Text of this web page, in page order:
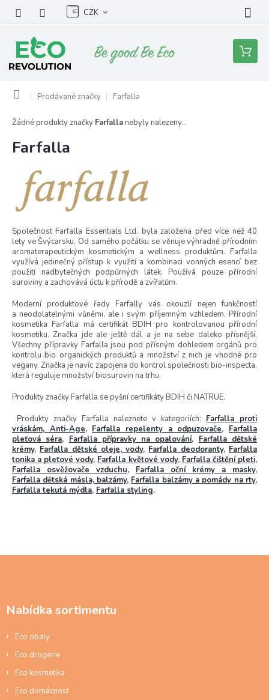
obsah
CZK
Nákupní
košík
Domů Prodávané značky Farfalla
Farfalla
Společnost Farfalla Essentials Ltd. byla založena před více než 40
lety ve Švýcarsku. Od samého počátku se věnuje výhradně přírodním
aromaterapeutickým kosmetickým a wellness produktům. Farfalla
využívá jedinečný přístup k využití a kombinaci vonných esencí bez
použití nadbytečných podpůrných látek. Používá pouze přírodní
suroviny a zachovává úctu k přírodě a zvířatům.
Moderní produktové řady Farfally vás okouzlí nejen funkčností
a neodolatelnými vůněmi, ale i svým příjemným vzhledem. Přírodní
kosmetika Farfalla má certifikát BDIH pro kontrolovanou přírodní
kosmetiku. Značka jde ale ještě dál a je na sebe daleko přísnější.
Všechny přípravky Farfalla jsou pod přísným dohledem orgánů pro
kontrolu bio organických produktů a množství z nich je vhodné pro
vegany. Značka je navíc zapojena do kontrol společnosti bio-inspecta,
která reguluje množství biosurovin na trhu.
Produkty značky Farfalla se pyšní certifikáty BDIH či NATRUE.
Produkty značky Farfalla naleznete v kategoriích: Farfalla proti
vráskám, Anti-Age, Farfalla repelenty a odpuzovače, Farfalla
pleťová séra, Farfalla přípravky na opalování, Farfalla dětské
krémy, Farfalla dětské oleje, vody, Farfalla deodoranty, Farfalla
tonika a pleťové vody, Farfalla květové vody, Farfalla čištění pleti,
Farfalla osvěžovače vzduchu, Farfalla oční krémy a masky,
Farfalla dětská másla, balzámy, Farfalla balzámy a pomády na rty,
Farfalla tekutá mýdla, Farfalla styling.
Žádné produkty značky Farfalla nebyly nalezeny...
Nabídka sortimentu
Eco obaly
Eco drogerie
Eco kosmetika
Eco domácnost